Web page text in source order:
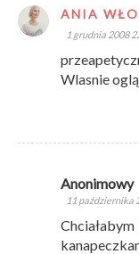
ANIA
1 grudnia 2008
Wlasnie
Anonimowy
11 października